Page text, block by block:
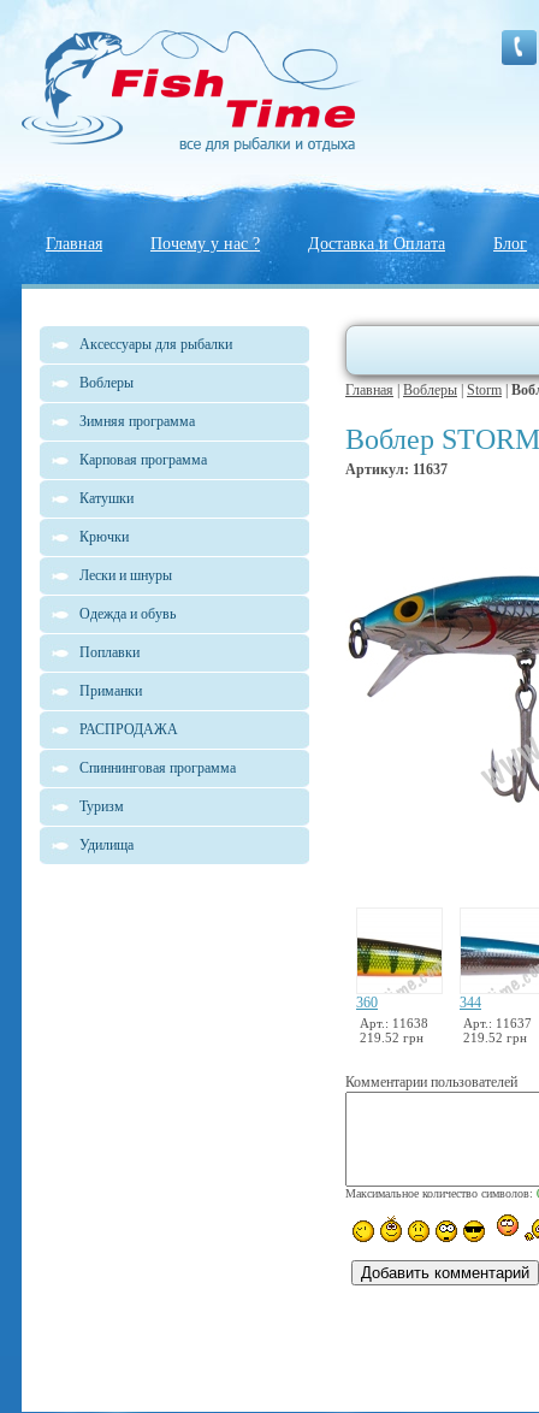
Главная Почему у нас ? Доставка и Оплата Блог
Аксессуары для рыбалки
Воблеры
Зимняя программа
Карповая программа
Катушки
Крючки
Лески и шнуры
Одежда и обувь
Поплавки
Приманки
РАСПРОДАЖА
Спиннинговая программа
Туризм
Удилища
Главная Воблеры Storm
Воблер
Артикул: 11637
360
Арт.: 11638
219.52 грн
344
Арт.: 11637
219.52 грн
Комментарии пользователей
Максимальное количество символов: